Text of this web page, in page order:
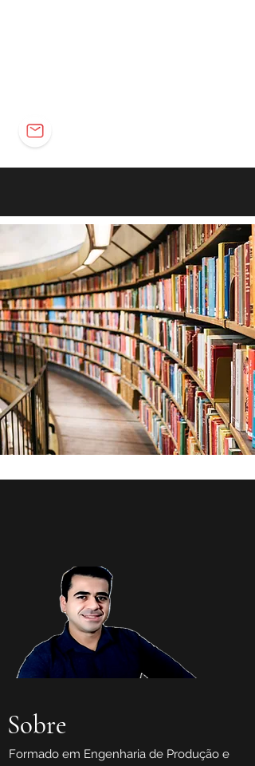
Sobre
Formado em Engenharia de Produção e